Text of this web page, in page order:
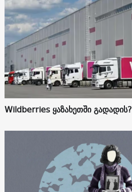
Wildberries ყაზახეთში გადადის?